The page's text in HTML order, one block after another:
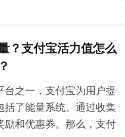
？支付宝活力值怎么
之一，支付宝为用户提
括了能量系统。通过收集
励和优惠券。那么，支付